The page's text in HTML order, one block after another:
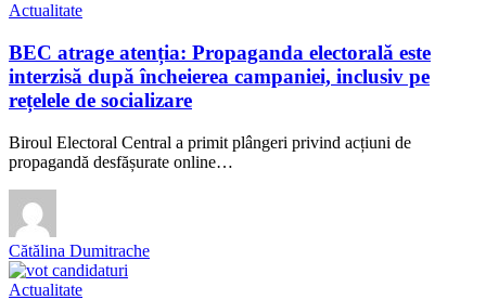
Actualitate
BEC atrage atenția: Propaganda electorală este
interzisă după încheierea campaniei, inclusiv pe
rețelele de socializare
Biroul Electoral Central a primit plângeri privind acțiuni de
propagandă desfășurate online…
Cătălina Dumitrache
Actualitate